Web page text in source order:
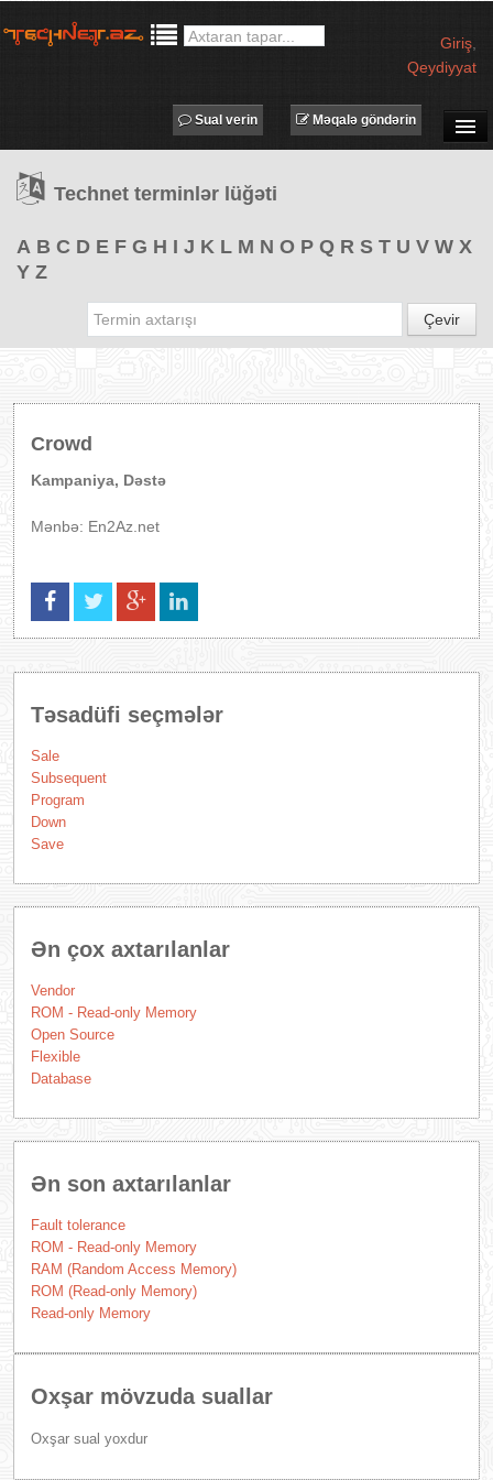
Giriş
Qeydiyyat
TƏDBİRLƏR
PROQRAMLAR
Məqalə göndərin
Sual verin
Technet terminlər lüğəti
A B C D E F G H I J K L M N O P Q R S T U V W X
Y Z
Çevir
Crowd
Kampaniya, Dəstə
Mənbə: En2Az.net
Təsadüfi seçmələr
Sale
Subsequent
Program
Down
Save
Ən çox axtarılanlar
Vendor
ROM - Read-only Memory
Open Source
Flexible
Database
Ən son axtarılanlar
Fault tolerance
ROM - Read-only Memory
RAM (Random Access Memory)
ROM (Read-only Memory)
Read-only Memory
Oxşar mövzuda suallar
Oxşar sual yoxdur